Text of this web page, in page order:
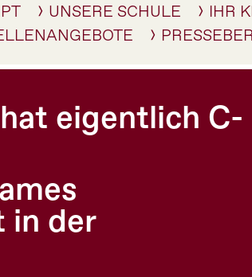
UNSERE SCHULE IHR
eigentlich C-
in der